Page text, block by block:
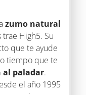
zumo natural
High5. Su
que te ayude
tiempo que te
al paladar.
el año 1995